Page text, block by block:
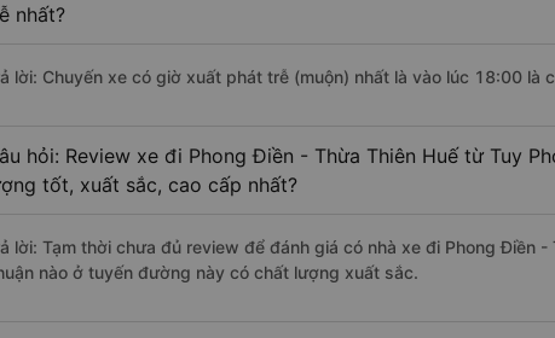
nhất?
lời: Chuyến xe có giờ xuất phát trễ (muộn) nhất là vào lúc 18:00 là
hỏi: Review xe đi Phong Điền - Thừa Thiên Huế từ Tuy
tốt, xuất sắc, cao cấp nhất?
lời: Tạm thời chưa đủ review để đánh giá có nhà xe đi Phong Điền -
nào ở tuyến đường này có chất lượng xuất sắc.